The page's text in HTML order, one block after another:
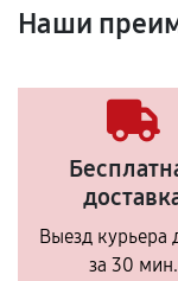
Наши
Выезд курьера
за 30 мин.